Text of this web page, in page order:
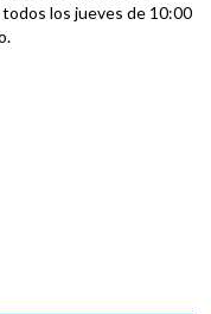
los jueves de 10:00